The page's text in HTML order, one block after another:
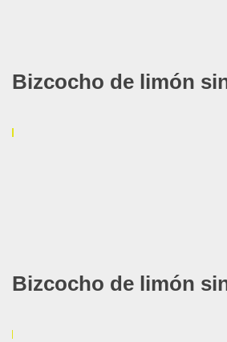
Bizcocho de limón
Bizcocho de limón